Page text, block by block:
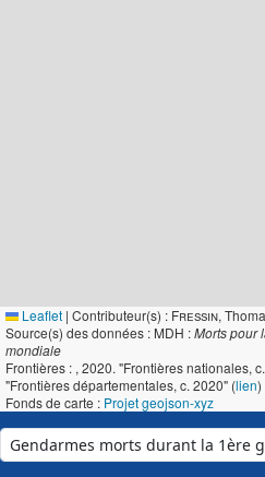
Leaflet | Contributeur(s) : Fressin,
Source(s) des données : MDH :Morts pour
mondiale
Frontières : , 2020. "Frontières nationales,
"Frontières départementales, c. 2020" (lien)
Fonds de carte : Projet geojson-xyz